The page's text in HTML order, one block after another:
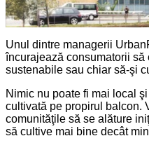
Unul dintre managerii
încurajează consumatorii
sustenabile sau chiar să-şi
Nimic nu poate fi mai local
cultivată pe propirul balcon.
comunităţile să se alăture
să cultive mai bine decât